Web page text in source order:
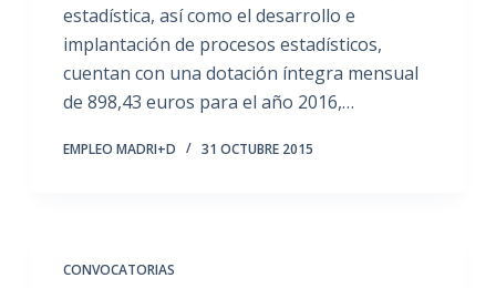
estadística, así como el desarrollo e
implantación de procesos estadísticos,
cuentan con una dotación íntegra mensual
de 898,43 euros para el año 2016,…
EMPLEO MADRI+D 31 OCTUBRE 2015
CONVOCATORIAS